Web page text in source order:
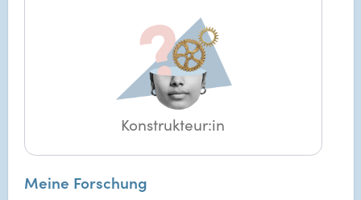
Konstrukteur:in
Meine Forschung